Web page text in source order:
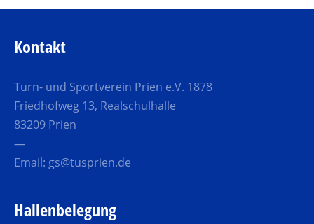
Kontakt
Turn- und Sportverein Prien e.V. 1878
Friedhofweg 13, Realschulhalle
83209 Prien
—
Email: gs@tusprien.de
Hallenbelegung